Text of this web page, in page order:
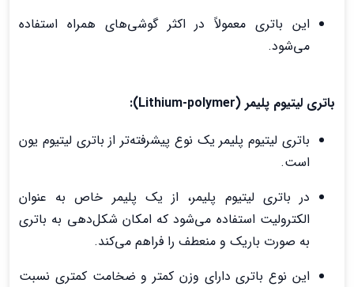
این باتری معمولاً در اکثر گوشی‌های همراه استفاده
می‌شود.
باتری لیتیوم پلیمر (Lithium-polymer):
باتری لیتیوم پلیمر یک نوع پیشرفته‌تر از باتری لیتیوم یون
است.
در باتری لیتیوم پلیمر، از یک پلیمر خاص به عنوان
الکترولیت استفاده می‌شود که امکان شکل‌دهی به باتری
به صورت باریک و منعطف را فراهم می‌کند.
این نوع باتری دارای وزن کمتر و ضخامت کمتری نسبت